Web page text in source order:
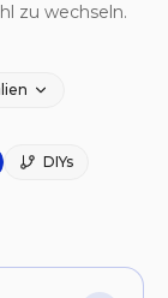
zu wechseln.
DIYs